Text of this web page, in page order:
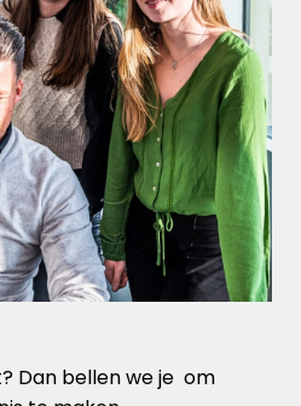
Dan bellen we je  om